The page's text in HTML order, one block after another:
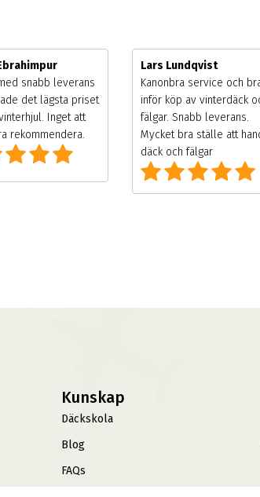
Ebrahimpur
med snabb leverans
det lägsta priset
vinterhjul. Inget att
rekommendera.
Lars Lundqvist
Kanonbra service och
inför köp av vinterdäck
fälgar. Snabb
bra ställe att handla
fälgar
Blog
FAQs
Fälgar